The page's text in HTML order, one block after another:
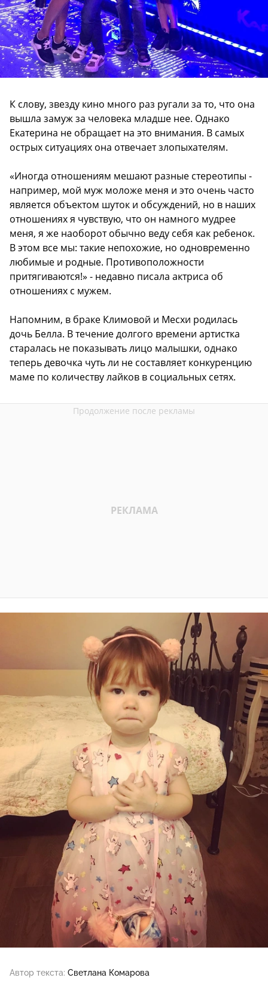
К слову, звезду кино много раз ругали за то, что она
вышла замуж за человека младше нее. Однако
Екатерина не обращает на это внимания. В самых
острых ситуациях она отвечает злопыхателям.
«Иногда отношениям мешают разные стереотипы -
например, мой муж моложе меня и это очень часто
является объектом шуток и обсуждений, но в наших
отношениях я чувствую, что он намного мудрее
меня, я же наоборот обычно веду себя как ребенок.
В этом все мы: такие непохожие, но одновременно
любимые и родные. Противоположности
притягиваются!» - недавно писала актриса об
отношениях с мужем.
Напомним, в браке Климовой и Месхи родилась
дочь Белла. В течение долгого времени артистка
старалась не показывать лицо малышки, однако
теперь девочка чуть ли не составляет конкуренцию
маме по количеству лайков в социальных сетях.
Автор текста: Светлана Комарова